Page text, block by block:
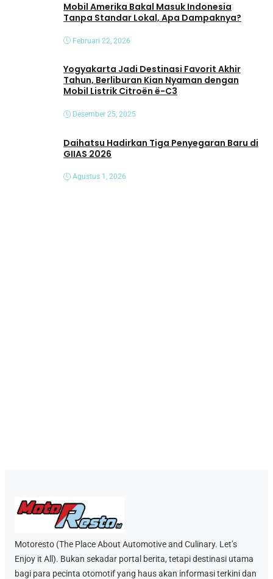
Mobil Amerika Bakal Masuk Indonesia
Tanpa Standar Lokal, Apa Dampaknya?
Februari 22, 2026
Yogyakarta Jadi Destinasi Favorit Akhir
Tahun, Berliburan Kian Nyaman dengan
Mobil Listrik Citroën ë-C3
Desember 25, 2025
Daihatsu Hadirkan Tiga Penyegaran Baru di
GIIAS 2026
Agustus 1, 2026
Motoresto (The Place About Automotive and Culinary. Let’s
Enjoy it All). Bukan sekadar portal berita, tetapi destinasi utama
bagi para pecinta otomotif yang haus akan informasi terkini dan